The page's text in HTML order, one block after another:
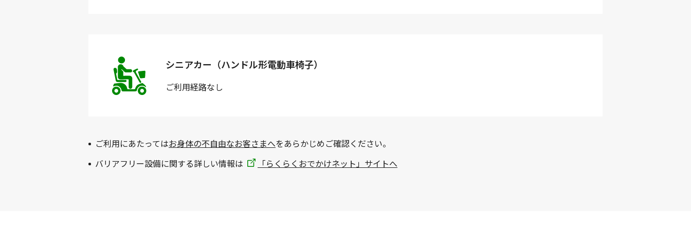
シニアカー（ハンドル形電動車椅子）
ご利用経路なし
ご利用にあたってはお身体の不自由なお客さまへをあらかじめご確認ください。
バリアフリー設備に関する詳しい情報は
「らくらくおでかけネット」サイトへ